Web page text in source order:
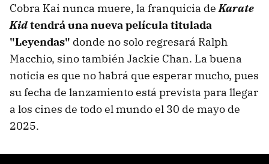
Cobra Kai nunca muere, la franquicia deKarate
Kidtendrá una nueva película titulada
"Leyendas" donde no solo regresará Ralph
Macchio, sino también Jackie Chan. La buena
noticia es que no habrá que esperar mucho, pues
su fecha de lanzamiento está prevista para llegar
a los cines de todo el mundo el 30 de mayo de
2025.